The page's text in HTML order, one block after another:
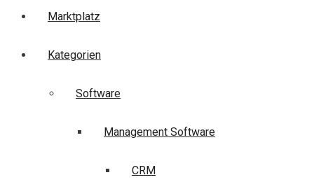
Marktplatz
Kategorien
Software
Management Software
CRM